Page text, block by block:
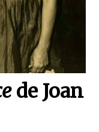
de Joan